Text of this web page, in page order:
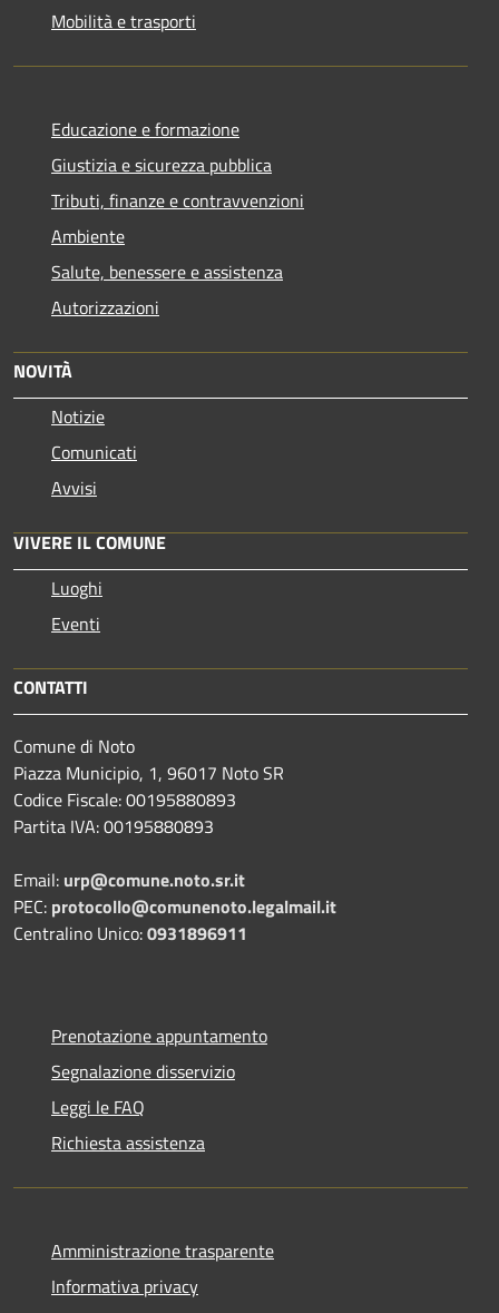
Mobilità e trasporti
Educazione e formazione
Giustizia e sicurezza pubblica
Tributi, finanze e contravvenzioni
Ambiente
Salute, benessere e assistenza
Autorizzazioni
NOVITÀ
Notizie
Comunicati
Avvisi
VIVERE IL COMUNE
Luoghi
Eventi
CONTATTI
Comune di Noto
Piazza Municipio, 1, 96017 Noto SR
Codice Fiscale: 00195880893
Partita IVA: 00195880893
Email: urp@comune.noto.sr.it
PEC: protocollo@comunenoto.legalmail.it
Centralino Unico:0931896911
Prenotazione appuntamento
Segnalazione disservizio
Leggi le FAQ
Richiesta assistenza
Amministrazione trasparente
Informativa privacy